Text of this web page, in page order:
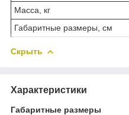
Масса, кг
Габаритные размеры, см
Скрыть
Характеристики
Габаритные размеры